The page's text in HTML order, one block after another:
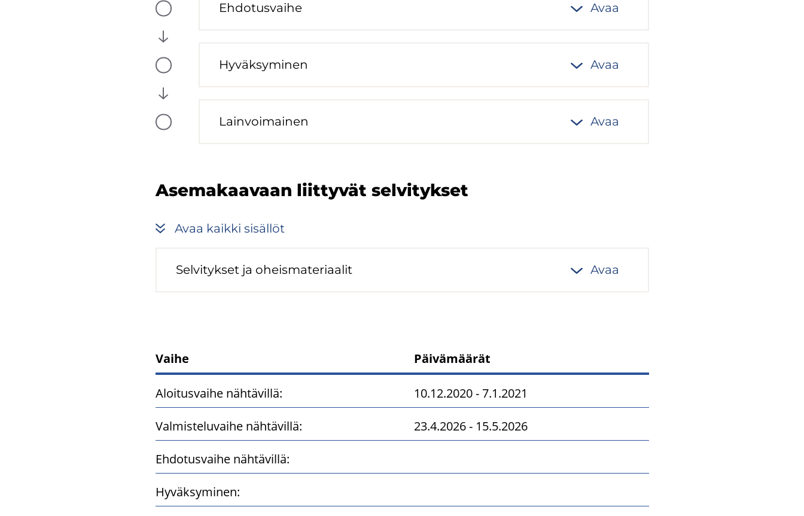
Eh­do­tus­vai­he
(computed)
Avaa
Hy­väk­sy­mi­nen
(computed)
Avaa
Lain­voi­mai­nen
(computed)
Avaa
Ase­ma­kaa­vaan liit­ty­vät sel­vi­tyk­set
Avaa kaik­ki si­säl­löt
Sel­vi­tyk­set ja oheis­ma­te­ri­aa­lit Avaa
Asemakaavan nähtävilläoloajat sekä hyväksymis- ja
Vaihe Päivämäärät
Aloitusvaihe nähtävillä: 10.12.2020 - 7.1.2021
Valmisteluvaihe nähtävillä: 23.4.2026 - 15.5.2026
Ehdotusvaihe nähtävillä:
Hyväksyminen: